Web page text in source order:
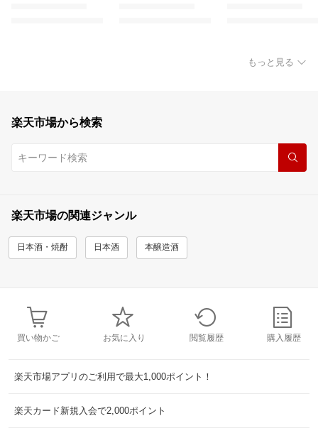
もっと見る
楽天市場から検索
楽天市場の関連ジャンル
日本酒・焼酎 日本酒 本醸造酒
買い物かご お気に入り 閲覧履歴 購入履歴
楽天市場アプリのご利用で最大1,000ポイント！
楽天カード新規入会で2,000ポイント